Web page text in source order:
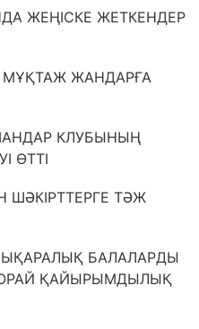
ЖЕҢІСКЕ ЖЕТКЕНДЕР
МҰҚТАЖ ЖАНДАРҒА
КЛУБЫНЫҢ
ӨТТІ
ШӘКІРТТЕРГЕ ТӘЖ
БАЛАЛАРДЫ
ОРАЙ ҚАЙЫРЫМДЫЛЫҚ